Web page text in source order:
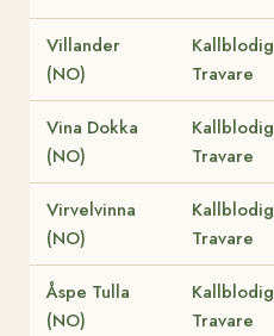
Villander
(NO)
Kallblodig
Travare
Vina Dokka
(NO)
Kallblodig
Travare
Virvelvinna
(NO)
Kallblodig
Travare
Åspe Tulla
(NO)
Kallblodig
Travare